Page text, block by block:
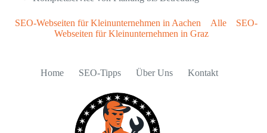
SEO-Webseiten für Kleinunternehmen in Aachen Alle
SEO-
Webseiten für Kleinunternehmen in Graz
Home SEO-Tipps Über Uns Kontakt